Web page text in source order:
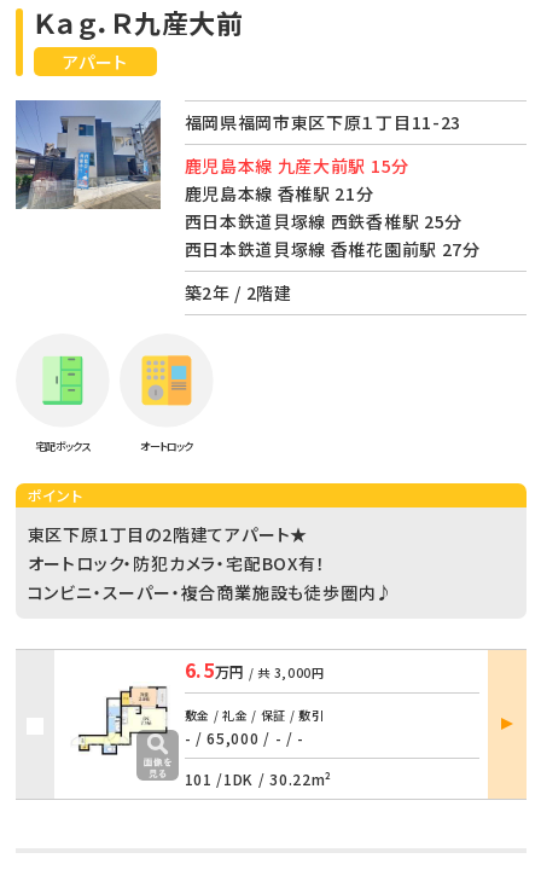
アパート
Ｋａｇ．Ｒ九産大前
福岡県福岡市東区下原１丁目11-23
鹿児島本線 九産大前駅 15分
鹿児島本線 香椎駅 21分
西日本鉄道貝塚線 西鉄香椎駅 25分
西日本鉄道貝塚線 香椎花園前駅 27分
築2年 / 2階建
宅配ボックス オートロック
ポイント
東区下原1丁目の2階建てアパート★
オートロック・防犯カメラ・宅配BOX有！
コンビニ・スーパー・複合商業施設も徒歩圏内♪
6.5万円 / 共 3,000円
敷金 / 礼金 / 保証 / 敷引
- / 65,000 / - / -
101 /1DK /30.22m²
部屋
詳細